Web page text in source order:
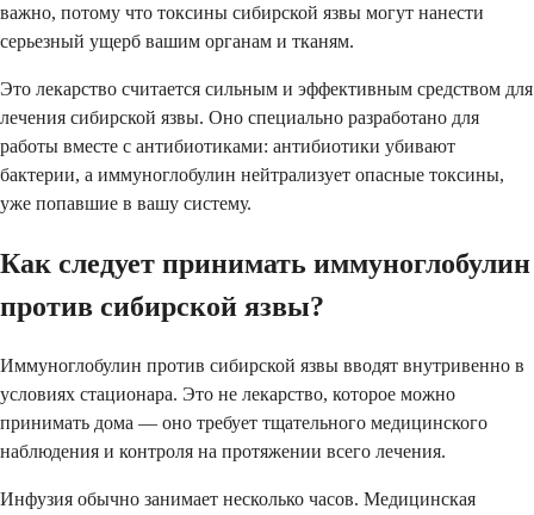
важно, потому что токсины сибирской язвы могут нанести
серьезный ущерб вашим органам и тканям.
Это лекарство считается сильным и эффективным средством для
лечения сибирской язвы. Оно специально разработано для
работы вместе с антибиотиками: антибиотики убивают
бактерии, а иммуноглобулин нейтрализует опасные токсины,
уже попавшие в вашу систему.
Как следует принимать иммуноглобулин
против сибирской язвы?
Иммуноглобулин против сибирской язвы вводят внутривенно в
условиях стационара. Это не лекарство, которое можно
принимать дома — оно требует тщательного медицинского
наблюдения и контроля на протяжении всего лечения.
Инфузия обычно занимает несколько часов. Медицинская